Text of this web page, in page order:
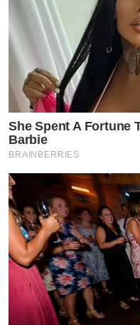
She Spent A Fortune
Barbie
BRAINBERRIES